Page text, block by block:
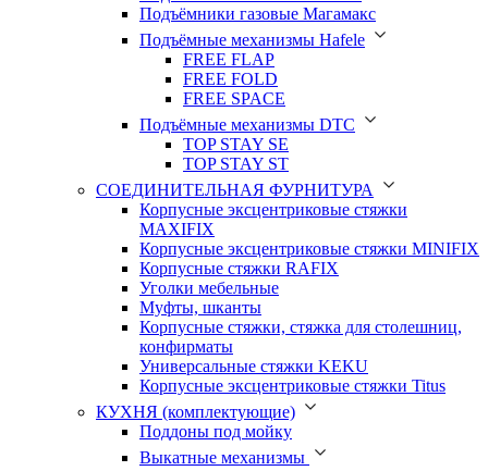
Подъёмники газовые Магамакс
Подъёмные механизмы Hafele
FREE FLAP
FREE FOLD
FREE SPACE
Подъёмные механизмы DTC
TOP STAY SE
TOP STAY ST
СОЕДИНИТЕЛЬНАЯ ФУРНИТУРА
Корпусные эксцентриковые стяжки
MAXIFIX
Корпусные эксцентриковые стяжки MINIFIX
Корпусные стяжки RAFIX
Уголки мебельные
Муфты, шканты
Корпусные стяжки, стяжка для столешниц,
конфирматы
Универсальные стяжки KEKU
Корпусные эксцентриковые стяжки Titus
КУХНЯ (комплектующие)
Поддоны под мойку
Выкатные механизмы